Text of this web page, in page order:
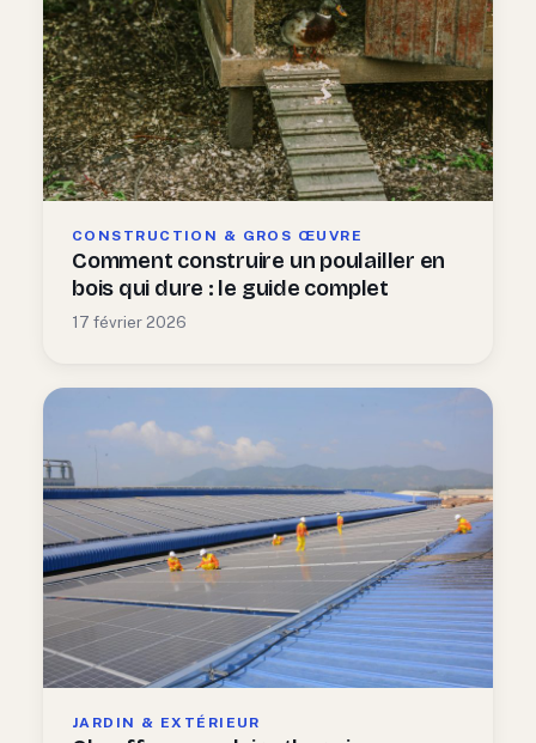
CONSTRUCTION & GROS ŒUVRE
Comment construire un poulailler en
bois qui dure : le guide complet
17 février 2026
JARDIN & EXTÉRIEUR